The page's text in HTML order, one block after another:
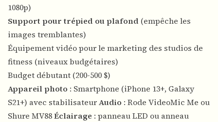
1080p)
Support pour trépied ou plafond (empêche les
images tremblantes)
Équipement vidéo pour le marketing des studios de
fitness (niveaux budgétaires)
Budget débutant (200-500 $)
Appareil photo : Smartphone (iPhone 13+, Galaxy
S21+) avec stabilisateurAudio : Rode VideoMic Me ou
Shure MV88Éclairage : panneau LED ou anneau